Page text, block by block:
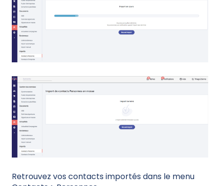
Retrouvez vos contacts importés dans le menu